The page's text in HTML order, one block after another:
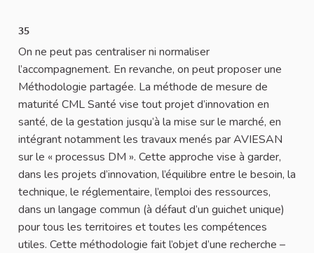
35
On ne peut pas centraliser ni normaliser
l’accompagnement. En revanche, on peut proposer une
Méthodologie partagée. La méthode de mesure de
maturité CML Santé vise tout projet d’innovation en
santé, de la gestation jusqu’à la mise sur le marché, en
intégrant notamment les travaux menés par AVIESAN
sur le « processus DM ». Cette approche vise à garder,
dans les projets d’innovation, l’équilibre entre le besoin, la
technique, le réglementaire, l’emploi des ressources,
dans un langage commun (à défaut d’un guichet unique)
pour tous les territoires et toutes les compétences
utiles. Cette méthodologie fait l’objet d’une recherche –